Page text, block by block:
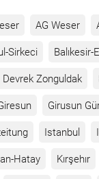
AG Weser
Sirkeci Balıkesir-
Devrek Zonguldak
Girusun
Istanbul
Hatay Kırşehır